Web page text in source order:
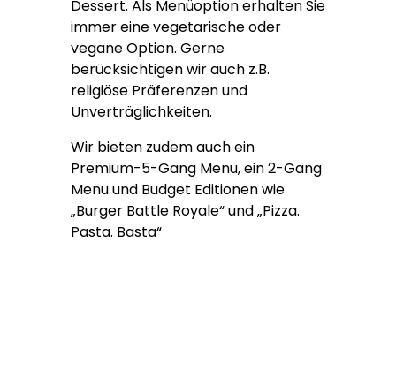
Dessert. Als Menüoption erhalten Sie
immer eine vegetarische oder
vegane Option. Gerne
berücksichtigen wir auch z.B.
religiöse Präferenzen und
Unverträglichkeiten.
Wir bieten zudem auch ein
Premium-5-Gang Menu, ein 2-Gang
Menu und Budget Editionen wie
„Burger Battle Royale“ und „Pizza.
Pasta. Basta“